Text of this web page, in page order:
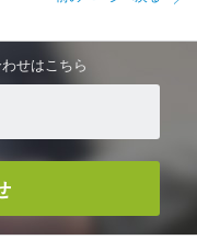
せはこちら